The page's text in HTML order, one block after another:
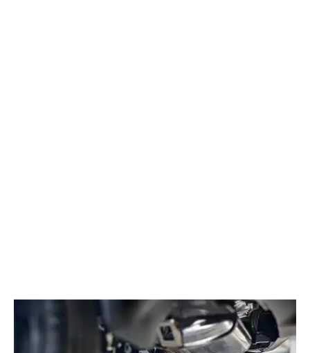
Réparateur Mécanicien automobile